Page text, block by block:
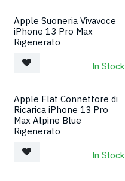
Apple Suoneria Vivavoce
iPhone 13 Pro Max
Rigenerato
In Stock
Apple Flat Connettore di
Ricarica iPhone 13 Pro
Max Alpine Blue
Rigenerato
In Stock